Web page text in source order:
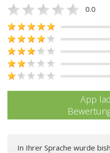
0.0
App
In Ihrer Sprache wurde